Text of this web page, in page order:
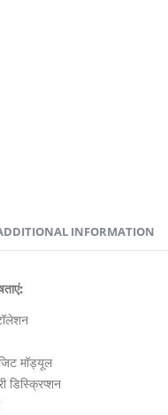
INFORMATION
मॉड्यूल
डिस्क्रिप्शन